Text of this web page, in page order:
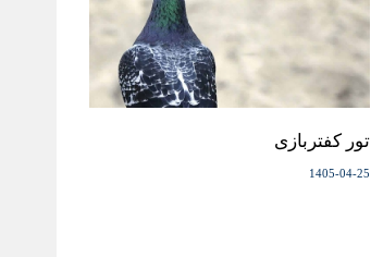
تور کفتربازی
1405-04-25